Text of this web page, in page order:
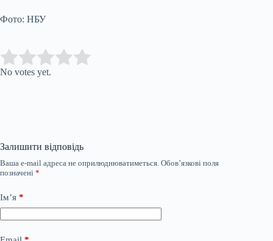
Фото: НБУ
Rate this item:
No votes yet.
Залишити відповідь
Ваша e-mail адреса не оприлюднюватиметься. Обов’язкові поля
позначені *
Ім’я *